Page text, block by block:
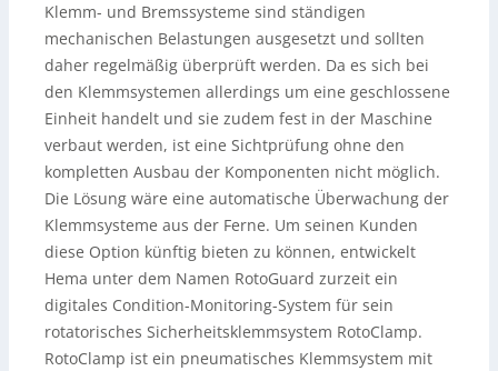
Klemm- und Bremssysteme sind ständigen
mechanischen Belastungen ausgesetzt und sollten
daher regelmäßig überprüft werden. Da es sich bei
den Klemmsystemen allerdings um eine geschlossene
Einheit handelt und sie zudem fest in der Maschine
verbaut werden, ist eine Sichtprüfung ohne den
kompletten Ausbau der Komponenten nicht möglich.
Die Lösung wäre eine automatische Überwachung der
Klemmsysteme aus der Ferne. Um seinen Kunden
diese Option künftig bieten zu können, entwickelt
Hema unter dem Namen RotoGuard zurzeit ein
digitales Condition-Monitoring-System für sein
rotatorisches Sicherheitsklemmsystem RotoClamp.
RotoClamp ist ein pneumatisches Klemmsystem mit